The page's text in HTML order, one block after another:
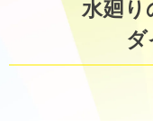
水廻り
ダ